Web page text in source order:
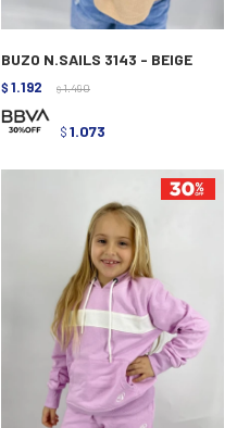
BUZO N.SAILS 3143 - BEIGE
$ 1.192 $ 1.490
$ 1.073